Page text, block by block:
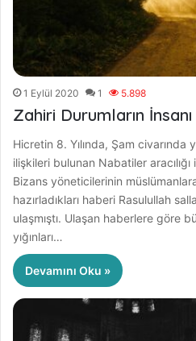
1 Eylül 2020 1 5.898
Zahiri Durumların
Hicretin 8. Yılında, Şam
ilişkileri bulunan Nabatiler
Bizans yöneticilerinin
hazırladıkları haberi Rasulullah
ulaşmıştı. Ulaşan haberlere göre
yığınları…
Devamını Oku »